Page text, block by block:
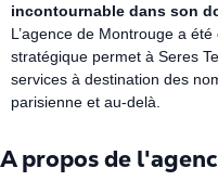
incontournable dans son
L’agence de Montrouge a été
stratégique permet à Seres
services à destination des
parisienne et au-delà.
A propos de